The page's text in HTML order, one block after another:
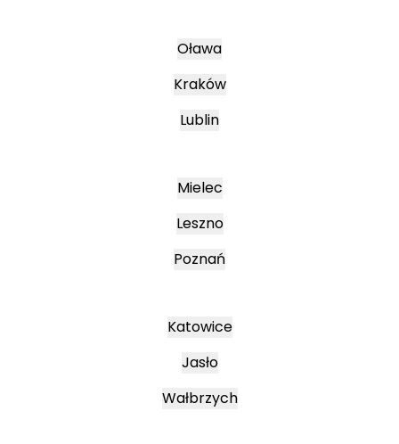
Oława
Kraków
Lublin
Mielec
Leszno
Poznań
Katowice
Jasło
Wałbrzych